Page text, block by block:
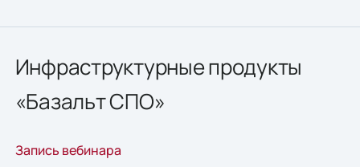
Инфраструктурные продукты
«Базальт СПО»
Запись вебинара